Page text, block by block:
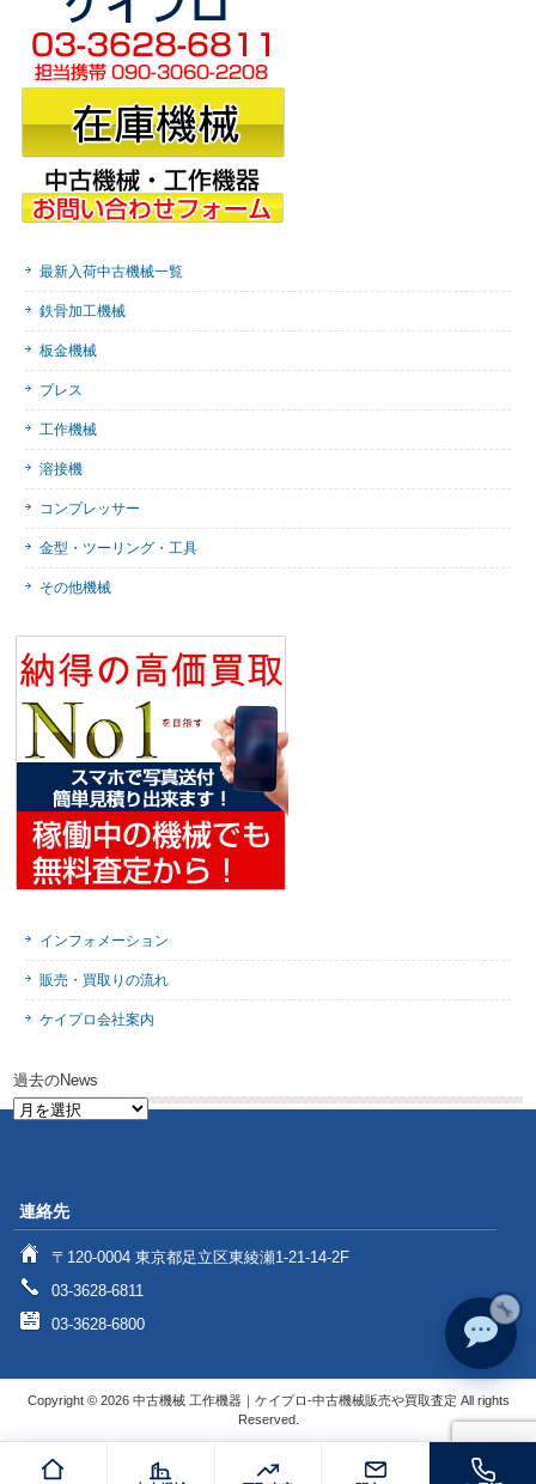
最新入荷中古機械一覧
鉄骨加工機械
板金機械
プレス
工作機械
溶接機
コンプレッサー
金型・ツーリング・工具
その他機械
インフォメーション
販売・買取りの流れ
ケイプロ会社案内
過去のNews
過
連絡先
〒120-0004 東京都足立区東綾瀬1-21-14-2F
03-3628-6811
03-3628-6800
Copyright © 2026 中古機械 工作機器｜ケイプロ-中古機械販売や買取査定 All rights
Reserved.